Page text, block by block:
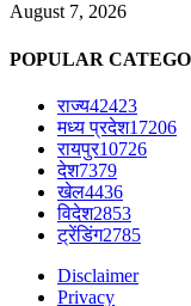
August 7, 2026
POPULAR
राज्य42423
मध्य प्रदेश17206
रायपुर10726
देश7379
खेल4436
विदेश2853
ट्रेंडिंग2785
Disclaimer
Privacy